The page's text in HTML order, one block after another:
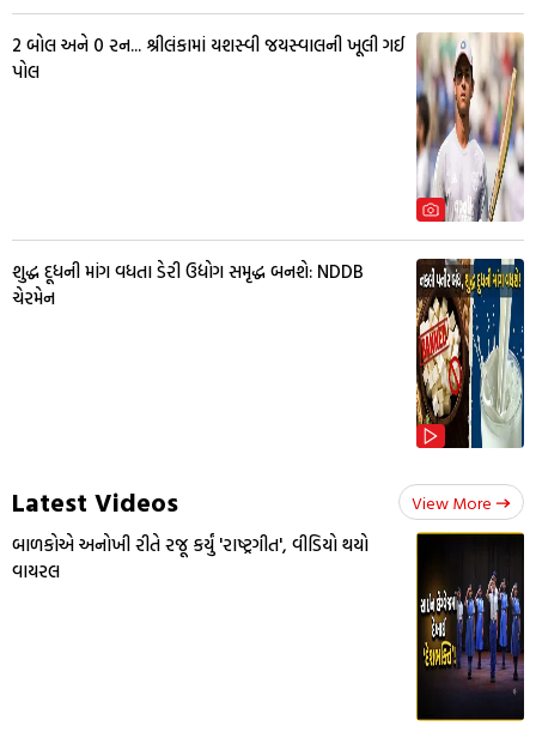
2 બોલ અને 0 રન... શ્રીલંકામાં યશસ્વી જયસ્વાલની ખૂલી ગઈ
પોલ
શુદ્ધ દૂધની માંગ વધતા ડેરી ઉદ્યોગ સમૃદ્ધ બનશે: NDDB
ચેરમેન
Latest Videos View More
બાળકોએ અનોખી રીતે રજૂ કર્યું 'રાષ્ટ્રગીત', વીડિયો થયો
વાયરલ